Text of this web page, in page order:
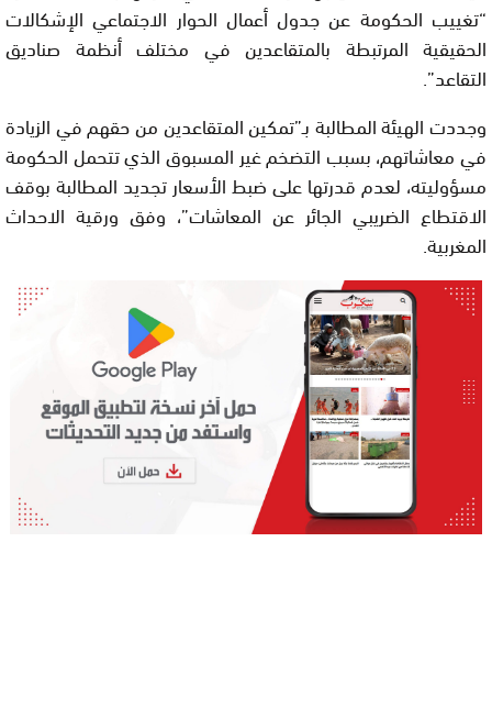
“تغييب الحكومة عن جدول أعمال الحوار الاجتماعي الإشكالات
الحقيقية المرتبطة بالمتقاعدين في مختلف أنظمة صناديق
التقاعد”.
وجددت الهيئة المطالبة بـ”تمكين المتقاعدين من حقهم في الزيادة
في معاشاتهم، بسبب التضخم غير المسبوق الذي تتحمل الحكومة
مسؤوليته، لعدم قدرتها على ضبط الأسعار تجديد المطالبة بوقف
الاقتطاع الضريبي الجائر عن المعاشات”، وفق ورقية الاحداث
المغربية.